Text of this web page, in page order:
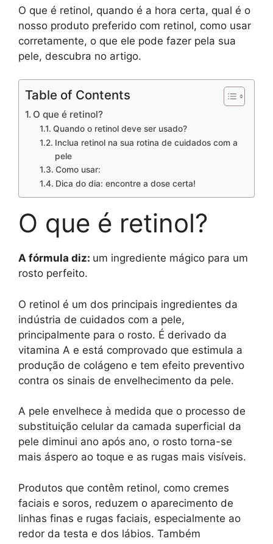
O que é retinol, quando é a hora certa, qual é o
nosso produto preferido com retinol, como usar
corretamente, o que ele pode fazer pela sua
pele, descubra no artigo.
Table of Contents
O que é retinol?
Quando o retinol deve ser usado?
Inclua retinol na sua rotina de cuidados com a
pele
Como usar:
Dica do dia: encontre a dose certa!
O que é retinol?
A fórmula diz: um ingrediente mágico para um
rosto perfeito.
O retinol é um dos principais ingredientes da
indústria de cuidados com a pele,
principalmente para o rosto. É derivado da
vitamina A e está comprovado que estimula a
produção de colágeno e tem efeito preventivo
contra os sinais de envelhecimento da pele.
A pele envelhece à medida que o processo de
substituição celular da camada superficial da
pele diminui ano após ano, o rosto torna-se
mais áspero ao toque e as rugas mais visíveis.
Produtos que contêm retinol, como cremes
faciais e soros, reduzem o aparecimento de
linhas finas e rugas faciais, especialmente ao
redor da testa e dos lábios. Também